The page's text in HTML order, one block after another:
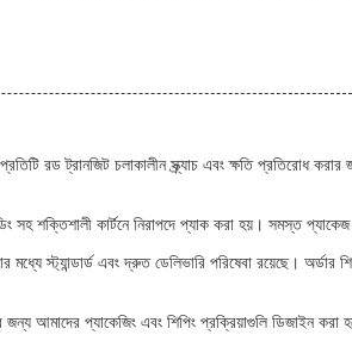
রড ট্রানজিট চলাকালীন স্ক্র্যাচ এবং ক্ষতি প্রতিরোধ
শক্তিশালী কার্টনে নিরাপদে প্যাক করা হয়। সমস্ত প্যাকেজ
মধ্যে স্ট্যান্ডার্ড এবং দ্রুত ডেলিভারি পরিষেবা রয়েছে।
আমাদের প্যাকেজিং এবং শিপিং প্রক্রিয়াগুলি ডিজাইন করা